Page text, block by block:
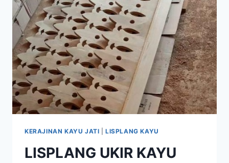
KERAJINAN KAYU JATI |LISPLANG KAYU
LISPLANG UKIR KAYU